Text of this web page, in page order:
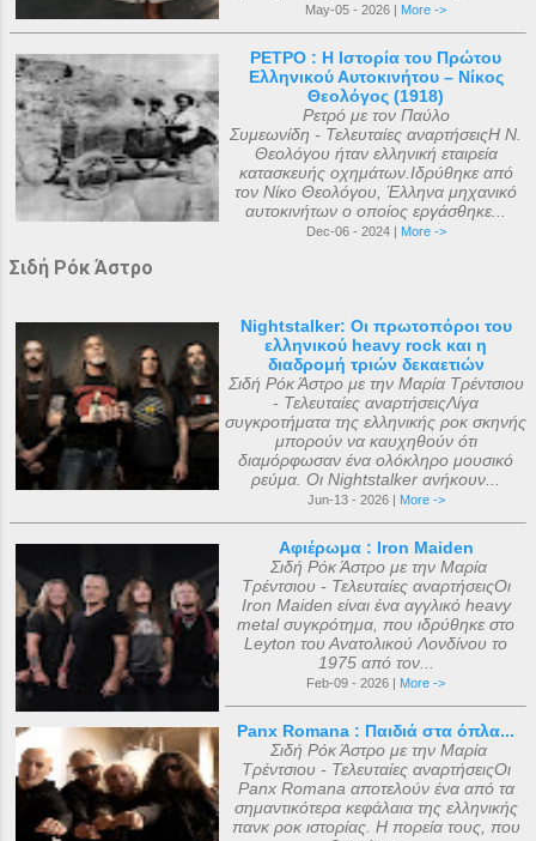
May-05 - 2026 | More ->
ΡΕΤΡΟ : Η Ιστορία του Πρώτου
Ελληνικού Αυτοκινήτου – Νίκος
Θεολόγος (1918)
Ρετρό με τον Παύλο
Συμεωνίδη - Τελευταίες αναρτήσειςΗ Ν.
Θεολόγου ήταν ελληνική εταιρεία
κατασκευής οχημάτων.Ιδρύθηκε από
τον Νίκο Θεολόγου, Έλληνα μηχανικό
αυτοκινήτων ο οποίος εργάσθηκε...
Dec-06 - 2024 | More ->
Σιδή Ρόκ Άστρο
Nightstalker: Οι πρωτοπόροι του
ελληνικού heavy rock και η
διαδρομή τριών δεκαετιών
Σιδή Ρόκ Άστρο με την Μαρία Τρέντσιου
- Τελευταίες αναρτήσειςΛίγα
συγκροτήματα της ελληνικής ροκ σκηνής
μπορούν να καυχηθούν ότι
διαμόρφωσαν ένα ολόκληρο μουσικό
ρεύμα. Οι Nightstalker ανήκουν...
Jun-13 - 2026 | More ->
Αφιέρωμα : Iron Maiden
Σιδή Ρόκ Άστρο με την Μαρία
Τρέντσιου - Τελευταίες αναρτήσειςΟι
Iron Maiden είναι ένα αγγλικό heavy
metal συγκρότημα, που ιδρύθηκε στο
Leyton του Ανατολικού Λονδίνου το
1975 από τον...
Feb-09 - 2026 | More ->
Panx Romana : Παιδιά στα όπλα...
Σιδή Ρόκ Άστρο με την Μαρία
Τρέντσιου - Τελευταίες αναρτήσειςΟι
Panx Romana αποτελούν ένα από τα
σημαντικότερα κεφάλαια της ελληνικής
πανκ ροκ ιστορίας. Η πορεία τους, που